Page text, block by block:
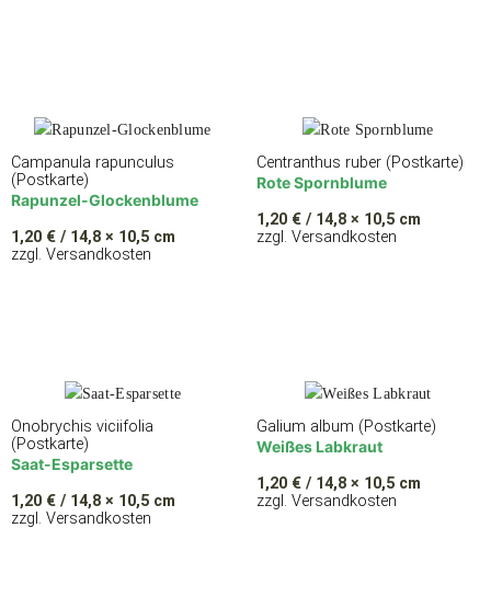
Campanula rapunculus
(Postkarte)
Rapunzel-Glockenblume
1,20 € / 14,8 × 10,5 cm
zzgl. Versandkosten
Centranthus ruber (Postkarte)
Rote Spornblume
1,20 € / 14,8 × 10,5 cm
zzgl. Versandkosten
Onobrychis viciifolia
(Postkarte)
Saat-Esparsette
1,20 € / 14,8 × 10,5 cm
zzgl. Versandkosten
Galium album (Postkarte)
Weißes Labkraut
1,20 € / 14,8 × 10,5 cm
zzgl. Versandkosten